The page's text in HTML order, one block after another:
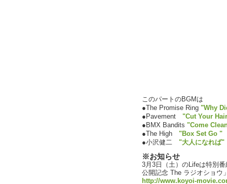
このパートのBGMは
●The Promise Ring "Why
●Pavement "Cut Your
●BMX Bandits "Come
●The High "Box Set Go "
●小沢健二 "大人になれば"
※お知らせ
3月3日（土）のLifeは特別
公開記念 The ラジオショウ
http://www.koyoi-